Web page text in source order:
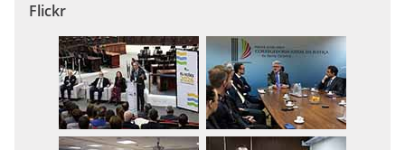
Flickr